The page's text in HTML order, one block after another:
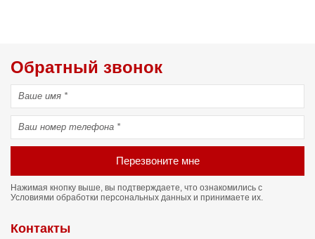
Обратный звонок
Перезвоните мне
Нажимая кнопку выше, вы подтверждаете, что ознакомились с
Условиями обработки персональных данных и принимаете их.
Контакты